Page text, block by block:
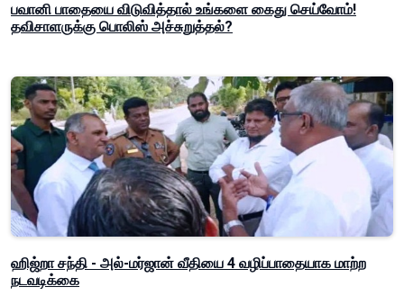
பவானி பாதையை விடுவித்தால் உங்களை கைது செய்வோம்!
தவிசாளருக்கு பொலிஸ் அச்சுறுத்தல்?
ஹிஜ்றா சந்தி - அல்-மர்ஜான் வீதியை 4 வழிப்பாதையாக மாற்ற
நடவடிக்கை